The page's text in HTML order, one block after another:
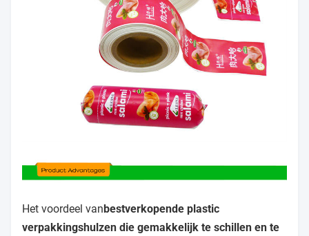
Het voordeel vanbestverkopende plastic
verpakkingshulzen die gemakkelijk te schillen en te